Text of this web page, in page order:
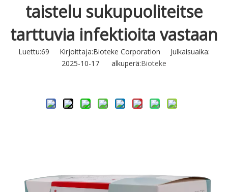
taistelu sukupuoliteitse
tarttuvia infektioita vastaan
Luettu:69 Kirjoittaja:Bioteke Corporation Julkaisuaika:
2025-10-17 alkuperä:Bioteke